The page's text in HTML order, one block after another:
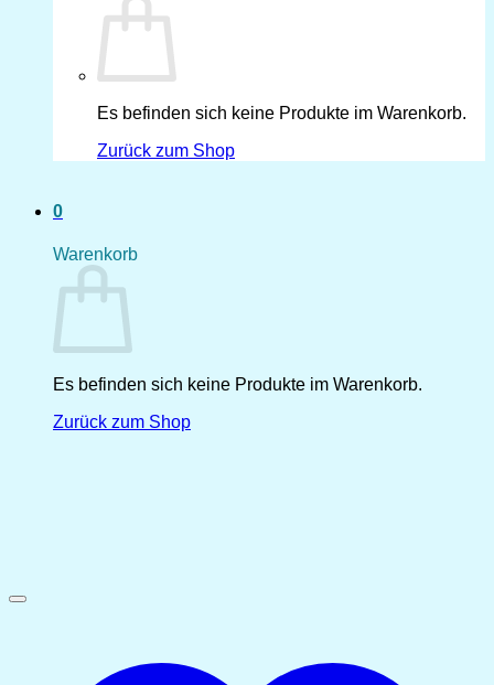
Es befinden sich keine Produkte im Warenkorb.
Zurück zum Shop
0
Warenkorb
Es befinden sich keine Produkte im Warenkorb.
Zurück zum Shop